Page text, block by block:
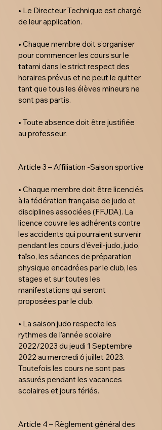
• Le Directeur Technique est chargé
de leur application.
• Chaque membre doit s’organiser
pour commencer les cours sur le
tatami dans le strict respect des
horaires prévus et ne peut le quitter
tant que tous les élèves mineurs ne
sont pas partis.
• Toute absence doit être justifiée
au professeur.
Article 3 – Affiliation -Saison sportive
• Chaque membre doit être licenciés
à la fédération française de judo et
disciplines associées (FFJDA). La
licence couvre les adhérents contre
les accidents qui pourraient survenir
pendant les cours d’éveil-judo, judo,
taïso, les séances de préparation
physique encadrées par le club, les
stages et sur toutes les
manifestations qui seront
proposées par le club.
• La saison judo respecte les
rythmes de l’année scolaire
2022/2023 du jeudi 1 Septembre
2022 au mercredi 6 juillet 2023.
Toutefois les cours ne sont pas
assurés pendant les vacances
scolaires et jours fériés.
Article 4 – Règlement général des